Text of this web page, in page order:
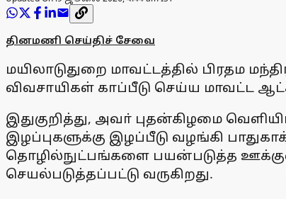
தினமணி செய்திச் சேவை
மயிலாடுதுறை மாவட்டத்தில் பிரதம
விவசாயிகள் காப்பீடு செய்ய மாவட்ட
இதுகுறித்து, அவா் புதன்கிழமை
இழப்புகளுக்கு இழப்பீடு வழங்கி
தொழில்நுட்பங்களை பயன்படுத்த
செயல்படுத்தப்பட்டு வருகிறது.